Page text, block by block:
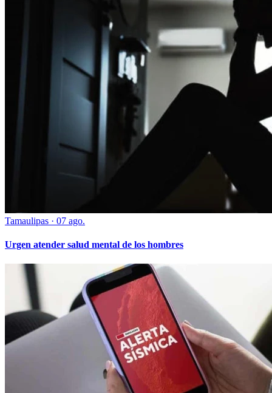
Tamaulipas · 07 ago.
Urgen atender salud mental de los hombres